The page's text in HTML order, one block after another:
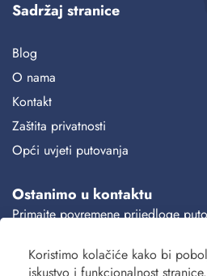
Sadržaj stranice
Blog
O nama
Kontakt
Zaštita privatnosti
Opći uvjeti putovanja
Ostanimo u kontaktu
Primajte povremene prijedloge
Koristimo kolačiće kako bi